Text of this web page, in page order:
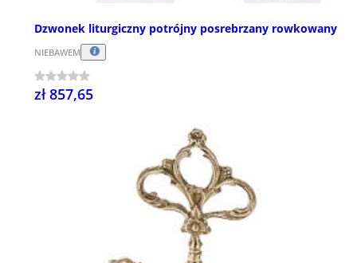
Dzwonek liturgiczny potrójny posrebrzany rowkowany
NIEBAWEM
zł 857,65